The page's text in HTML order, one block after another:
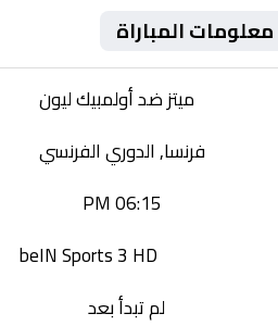
معلومات المباراة
ميتز ضد أولمبيك ليون
فرنسا, الدوري الفرنسي
لم تبدأ بعد